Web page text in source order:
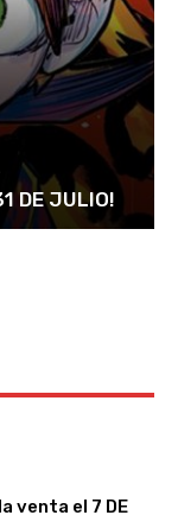
DE JULIO!
venta el 7 DE